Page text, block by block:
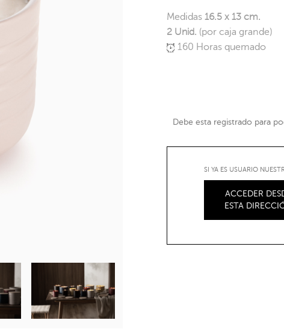
Medidas16.5 x 13 cm.
2 Unid. (por caja grande)
160 Horas quemado
Debe esta registrado para
SI YA ES USUARIO
ACCEDER
ESTA